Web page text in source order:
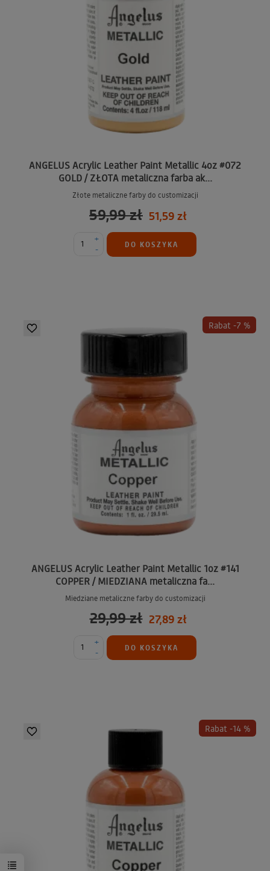
ANGELUS Acrylic Leather Paint Metallic 4oz #072
GOLD / ZŁOTA metaliczna farba ak...
Złote metaliczne farby do customizacji
59,99 zł 51,59 zł
-
+
DO KOSZYKA
Rabat -7 %
ANGELUS Acrylic Leather Paint Metallic 1oz #141
COPPER / MIEDZIANA metaliczna fa...
Miedziane metaliczne farby do customizacji
29,99 zł 27,89 zł
-
+
DO KOSZYKA
Rabat -14 %